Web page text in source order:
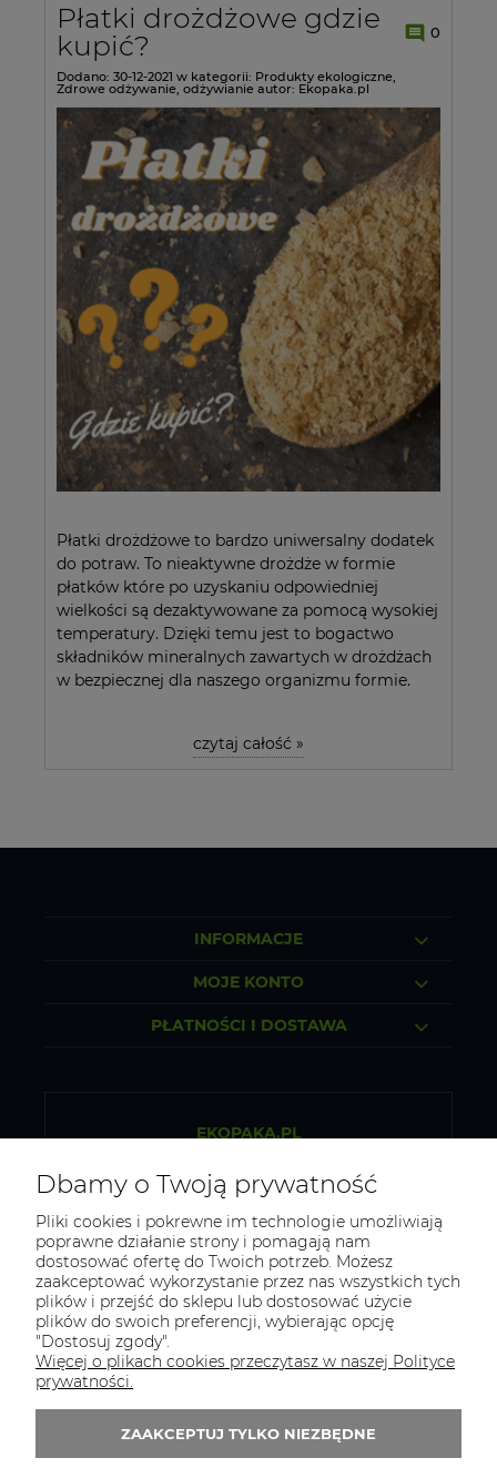
Płatki drożdżowe gdzie
kupić?
0
Dodano: 30-12-2021 w kategorii: Produkty ekologiczne,
Zdrowe odżywanie, odżywianie autor: Ekopaka.pl
Płatki drożdżowe to bardzo uniwersalny dodatek
do potraw. To nieaktywne drożdże w formie
płatków które po uzyskaniu odpowiedniej
wielkości są dezaktywowane za pomocą wysokiej
temperatury. Dzięki temu jest to bogactwo
składników mineralnych zawartych w drożdżach
w bezpiecznej dla naszego organizmu formie.
czytaj całość »
INFORMACJE
MOJE KONTO
PŁATNOŚCI I DOSTAWA
EKOPAKA.PL
Sklep internetowy ze zdrową żywnością
NIP: 5130281419
REGON: 523313151
Tel.:
796 434 468
E-mail:biuro@ekopaka.pl
Dbamy o Twoją prywatność
Pliki cookies i pokrewne im technologie umożliwiają
poprawne działanie strony i pomagają nam
dostosować ofertę do Twoich potrzeb. Możesz
zaakceptować wykorzystanie przez nas wszystkich tych
plików i przejść do sklepu lub dostosować użycie
plików do swoich preferencji, wybierając opcję
"Dostosuj zgody".
Więcej o plikach cookies przeczytasz w naszej Polityce
prywatności.
ZAAKCEPTUJ TYLKO NIEZBĘDNE